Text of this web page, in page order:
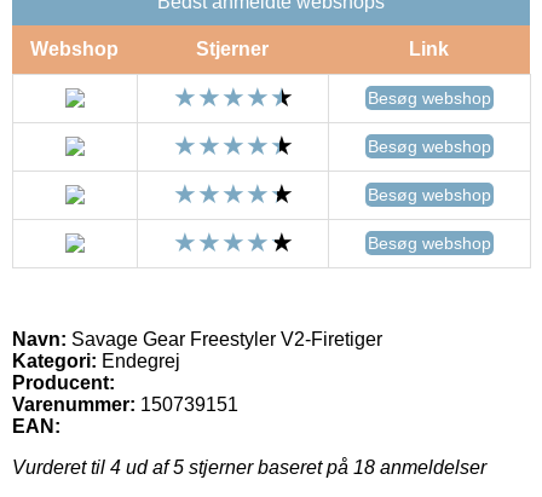
Webshop Stjerner Link
Besøg webshop
Besøg webshop
Besøg webshop
Besøg webshop
Navn: Savage Gear Freestyler V2-Firetiger
Kategori: Endegrej
Producent:
Varenummer: 150739151
EAN:
Vurderet til 4 ud af 5 stjerner baseret på 18 anmeldelser